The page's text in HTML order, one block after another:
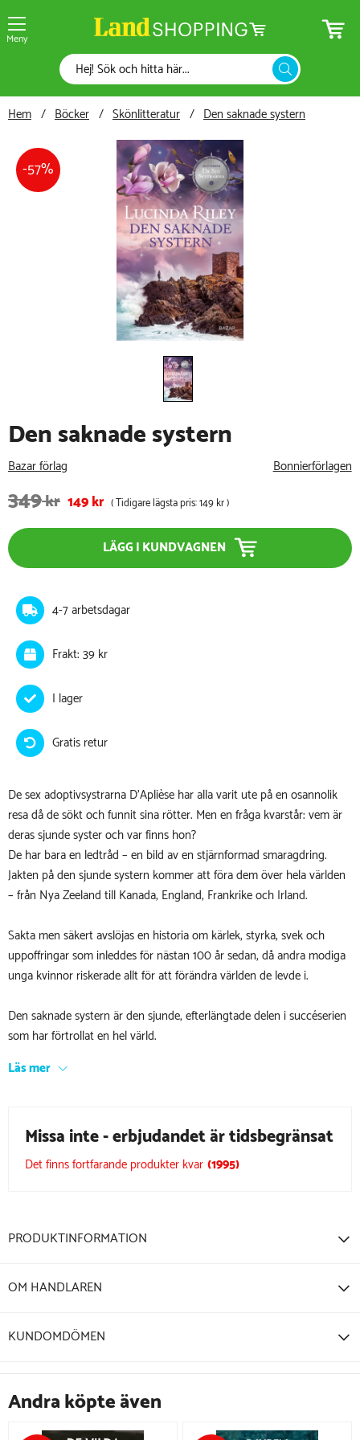
Meny
Hem Böcker Skönlitteratur Den saknade systern
57
Den saknade systern
Bazar förlag Bonnierförlagen
349kr 149kr ( Tidigare lägsta pris:149 kr)
LÄGG I KUNDVAGNEN
4-7 arbetsdagar
Frakt: 39 kr
Gratis retur
De sex adoptivsystrarna D’Aplièse har alla varit ute på en osannolik
resa då de sökt och funnit sina rötter. Men en fråga kvarstår: vem är
deras sjunde syster och var finns hon?
De har bara en ledtråd – en bild av en stjärnformad smaragdring.
Jakten på den sjunde systern kommer att föra dem över hela världen
– från Nya Zeeland till Kanada, England, Frankrike och Irland.
Sakta men säkert avslöjas en historia om kärlek, styrka, svek och
uppoffringar som inleddes för nästan 100 år sedan, då andra modiga
unga kvinnor riskerade allt för att förändra världen de levde i.
Den saknade systern är den sjunde, efterlängtade delen i succéserien
som har förtrollat en hel värld.
Läs mer
Missa inte - erbjudandet är tidsbegränsat
Det finns fortfarande produkter kvar (1995)
PRODUKTINFORMATION
OM HANDLAREN
KUNDOMDÖMEN
Andra köpte även